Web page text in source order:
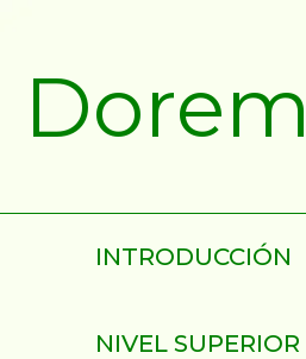
contenido
INTRODUCCIÓN
NIVEL SUPERIOR